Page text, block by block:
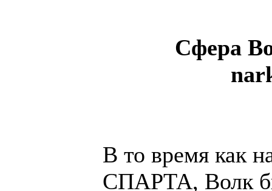
Сфера
В то время как
СПАРТА, Волк